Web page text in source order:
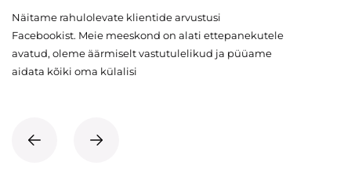
Näitame rahulolevate klientide arvustusi
Facebookist. Meie meeskond on alati ettepanekutele
avatud, oleme äärmiselt vastutulelikud ja püüame
aidata kõiki oma külalisi